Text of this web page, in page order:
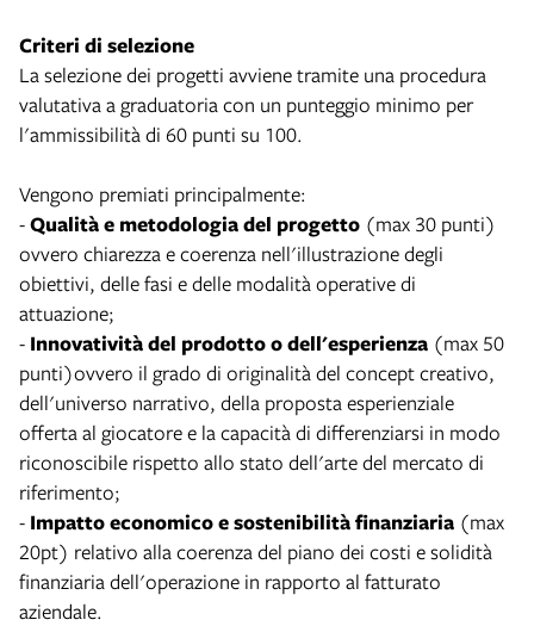
Criteri di selezione
La selezione dei progetti avviene tramite una procedura
valutativa a graduatoria con un punteggio minimo per
l'ammissibilità di 60 punti su 100.
Vengono premiati principalmente:
-Qualità e metodologia del progetto (max 30 punti)
ovvero chiarezza e coerenza nell'illustrazione degli
obiettivi, delle fasi e delle modalità operative di
attuazione;
- Innovatività del prodotto o dell'esperienza (max 50
punti)ovvero il grado di originalità del concept creativo,
dell'universo narrativo, della proposta esperienziale
offerta al giocatore e la capacità di differenziarsi in modo
riconoscibile rispetto allo stato dell'arte del mercato di
riferimento;
- Impatto economico e sostenibilità finanziaria (max
20pt) relativo alla coerenza del piano dei costi e solidità
finanziaria dell'operazione in rapporto al fatturato
aziendale.